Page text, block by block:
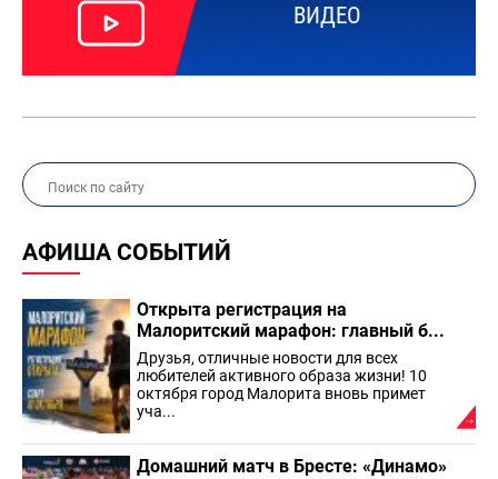
ВИДЕО
АФИША СОБЫТИЙ
Открыта регистрация на
Малоритский марафон: главный б...
Друзья, отличные новости для всех
любителей активного образа жизни! 10
октября город Малорита вновь примет
уча...
Домашний матч в Бресте: «Динамо»